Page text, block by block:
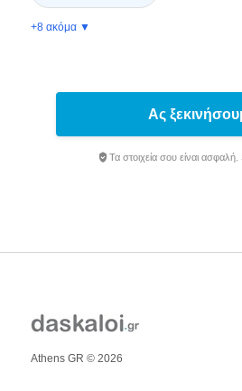
+8 ακόμα ▼
Ας
Τα στοιχεία σου είναι
Athens GR © 2026